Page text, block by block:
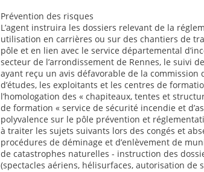
Prévention des risques
L’agent instruira les dossiers relevant de la
utilisation en carrières ou sur des chantiers de
pôle et en lien avec le service départemental
secteur de l’arrondissement de Rennes, le suivi
ayant reçu un avis défavorable de la commission
d’études, les exploitants et les centres de
l’homologation des « chapiteaux, tentes et
de formation « service de sécurité incendie et
polyvalence sur le pôle prévention et
à traiter les sujets suivants lors des congés et
procédures de déminage et d’enlèvement de
de catastrophes naturelles - instruction des
(spectacles aériens, hélisurfaces, autorisation de